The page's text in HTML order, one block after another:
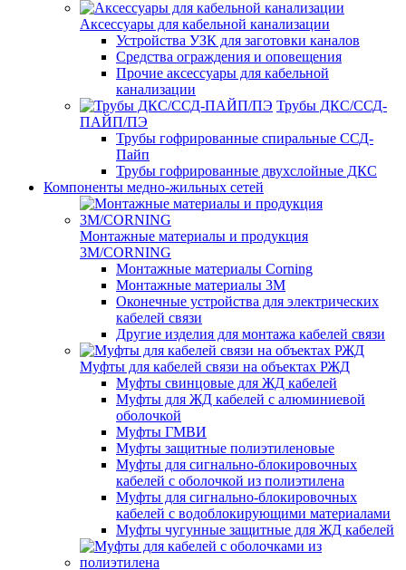
Аксессуары для кабельной канализации
Устройства УЗК для заготовки каналов
Средства ограждения и оповещения
Прочие аксессуары для кабельной
канализации
Трубы ДКС/ССД-
ПАЙП/ПЭ
Трубы гофрированные спиральные ССД-
Пайп
Трубы гофрированные двухслойные ДКС
Компоненты медно-жильных сетей
Монтажные материалы и продукция
3M/CORNING
Монтажные материалы Corning
Монтажные материалы 3M
Оконечные устройства для электрических
кабелей связи
Другие изделия для монтажа кабелей связи
Муфты для кабелей связи на объектах РЖД
Муфты свинцовые для ЖД кабелей
Муфты для ЖД кабелей с алюминиевой
оболочкой
Муфты ГМВИ
Муфты защитные полиэтиленовые
Муфты для сигнально-блокировочных
кабелей с оболочкой из полиэтилена
Муфты для сигнально-блокировочных
кабелей с водоблокирующими материалами
Муфты чугунные защитные для ЖД кабелей